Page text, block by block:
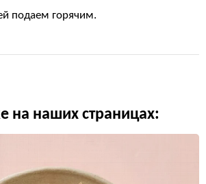
подаем горячим.
на наших страницах: